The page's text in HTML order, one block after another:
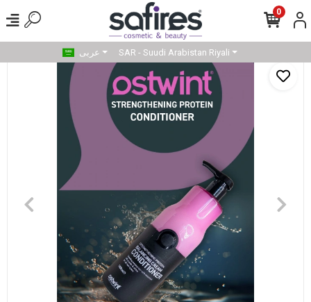
0
عربى SAR - Suudi Arabistan Riyali